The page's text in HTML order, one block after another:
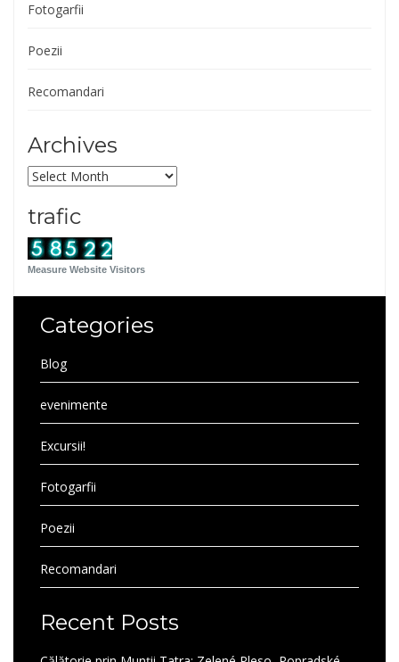
Fotogarfii
Poezii
Recomandari
Archives
Archives
trafic
Measure Website Visitors
Categories
Blog
evenimente
Excursii!
Fotogarfii
Poezii
Recomandari
Recent Posts